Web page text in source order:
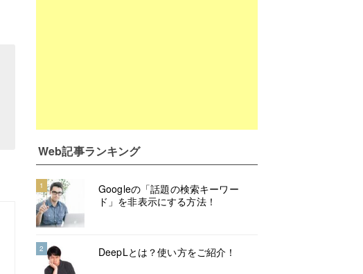
Web記事ランキング
1
Googleの「話題の検索キーワー
ド」を非表示にする方法！
2 DeepLとは？使い方をご紹介！